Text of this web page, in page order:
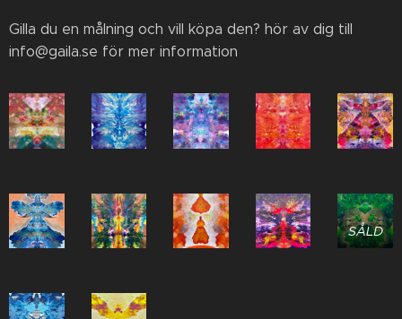
Gilla du en målning och vill köpa den? hör av dig till
info@gaila.se för mer information
SÅLD